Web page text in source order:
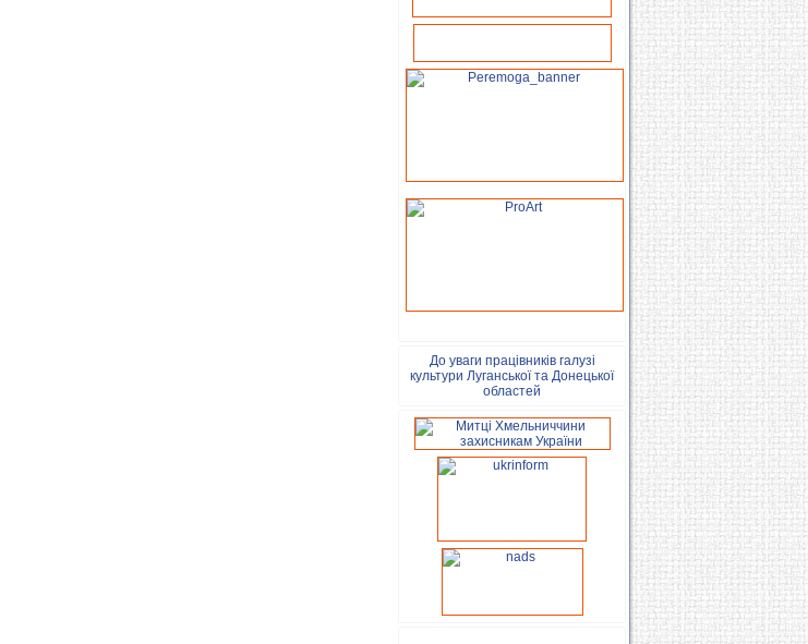
До уваги працівників галузі
культури Луганської та Донецької
областей